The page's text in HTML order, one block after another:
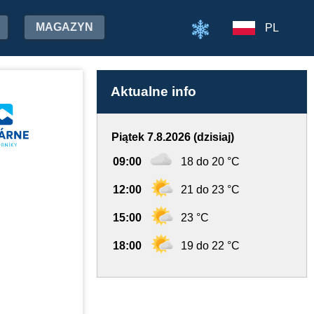
MAGAZYN PL
Aktualne info
Piątek 7.8.2026 (dzisiaj)
09:00 18 do 20 °C
12:00 21 do 23 °C
15:00 23 °C
18:00 19 do 22 °C